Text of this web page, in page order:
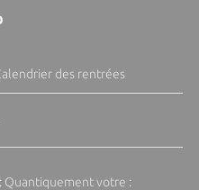
des rentrées
Quantiquement votre :